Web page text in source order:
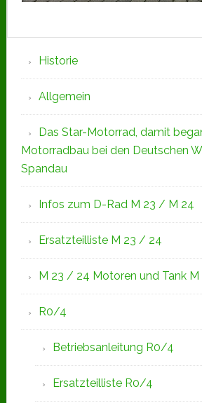
Seitenspalte
Historie
Allgemein
Das Star-Motorrad, damit
Motorradbau bei den Deutschen
Spandau
Infos zum D-Rad M 23 / M 24
Ersatzteilliste M 23 / 24
M 23 / 24 Motoren und Tank M
R0/4
Betriebsanleitung R0/4
Ersatzteilliste R0/4